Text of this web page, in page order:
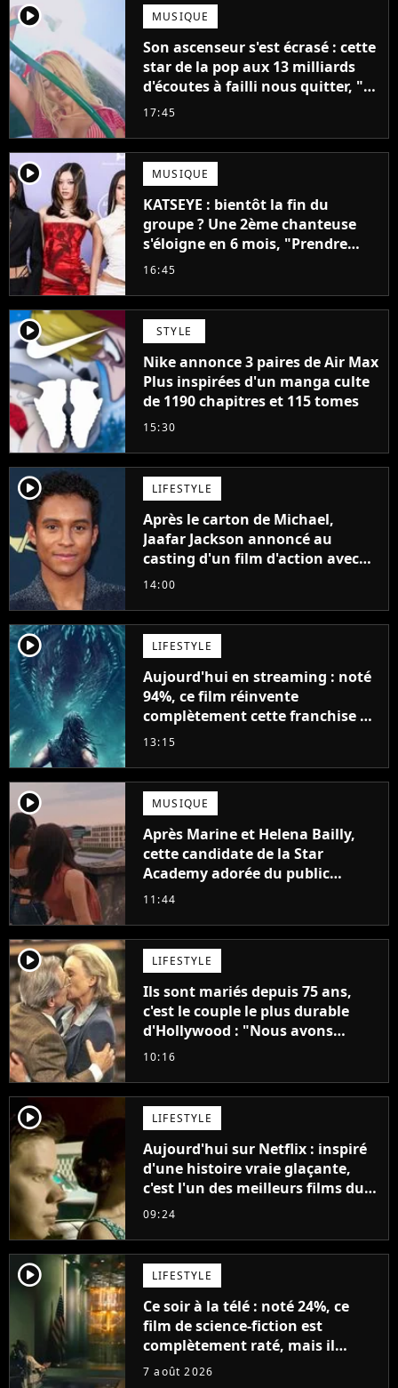
player2 MUSIQUE
Son ascenseur s'est écrasé : cette
star de la pop aux 13 milliards
d'écoutes à failli nous quitter, "Je
pensais ne plus jamais chanter"
17:45
player2 MUSIQUE
KATSEYE : bientôt la fin du
groupe ? Une 2ème chanteuse
s'éloigne en 6 mois, "Prendre
cette décision n’a pas été facile"
16:45
player2 STYLE
Nike annonce 3 paires de Air Max
Plus inspirées d'un manga culte
de 1190 chapitres et 115 tomes
15:30
player2 LIFESTYLE
Après le carton de Michael,
Jaafar Jackson annoncé au
casting d'un film d'action avec
Will Smith
14:00
player2 LIFESTYLE
Aujourd'hui en streaming : noté
94%, ce film réinvente
complètement cette franchise de
science-fiction vieille de 40 ans
13:15
player2 MUSIQUE
Après Marine et Helena Bailly,
cette candidate de la Star
Academy adorée du public
annonce son premier album,
11:44
player2 LIFESTYLE
Ils sont mariés depuis 75 ans,
c'est le couple le plus durable
d'Hollywood : "Nous avons
avancé jour après jour, et les
décennies"
10:16
player2 LIFESTYLE
Aujourd'hui sur Netflix : inspiré
d'une histoire vraie glaçante,
c'est l'un des meilleurs films du
21ème siècle
09:24
player2 LIFESTYLE
Ce soir à la télé : noté 24%, ce
film de science-fiction est
complètement raté, mais il
aurait pu être encore pire à
7 août 2026